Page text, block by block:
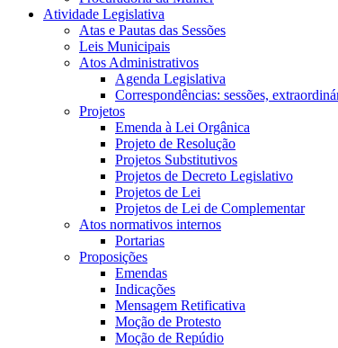
Atividade Legislativa
Atas e Pautas das Sessões
Leis Municipais
Atos Administrativos
Agenda Legislativa
Correspondências: sessões,
Projetos
Emenda à Lei Orgânica
Projeto de Resolução
Projetos Substitutivos
Projetos de Decreto Legislativo
Projetos de Lei
Projetos de Lei de Complementar
Atos normativos internos
Portarias
Proposições
Emendas
Indicações
Mensagem Retificativa
Moção de Protesto
Moção de Repúdio